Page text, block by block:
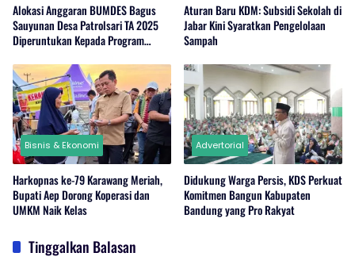
Alokasi Anggaran BUMDES Bagus
Sauyunan Desa Patrolsari TA 2025
Diperuntukan Kepada Program
Nabati
Aturan Baru KDM: Subsidi Sekolah di
Jabar Kini Syaratkan Pengelolaan
Sampah
Bisnis & Ekonomi
Harkopnas ke-79 Karawang Meriah,
Bupati Aep Dorong Koperasi dan
UMKM Naik Kelas
Advertorial
Didukung Warga Persis, KDS Perkuat
Komitmen Bangun Kabupaten
Bandung yang Pro Rakyat
Tinggalkan Balasan